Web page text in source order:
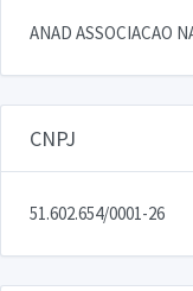
ANAD ASSOCIACAO
CNPJ
51.602.654/0001-26